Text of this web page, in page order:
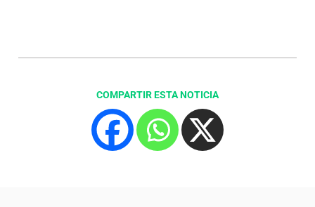
COMPARTIR ESTA NOTICIA